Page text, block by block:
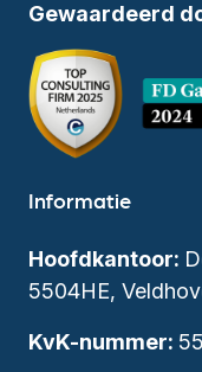
Gewaardeerd
Informatie
Hoofdkantoor:
5504HE,
KvK-nummer: